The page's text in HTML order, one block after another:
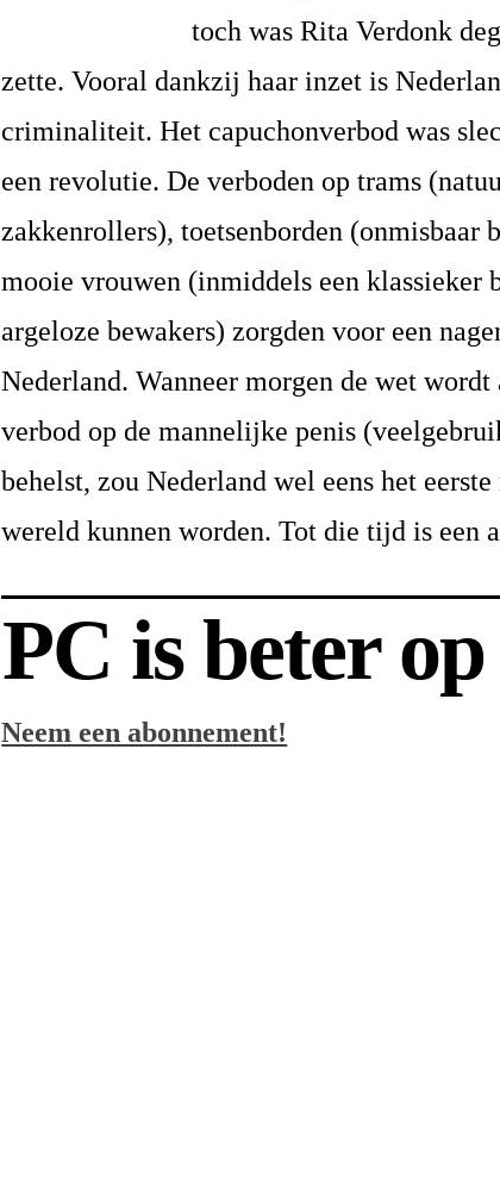
toch was Rita Verdonk
zette. Vooral dankzij haar inzet is
criminaliteit. Het capuchonverbod was
een revolutie. De verboden op trams
zakkenrollers), toetsenborden (onmisbaar
mooie vrouwen (inmiddels een klassieker
argeloze bewakers) zorgden voor een
Nederland. Wanneer morgen de wet wordt
verbod op de mannelijke penis
behelst, zou Nederland wel eens het
wereld kunnen worden. Tot die tijd is een
PC is beter
Neem een abonnement!